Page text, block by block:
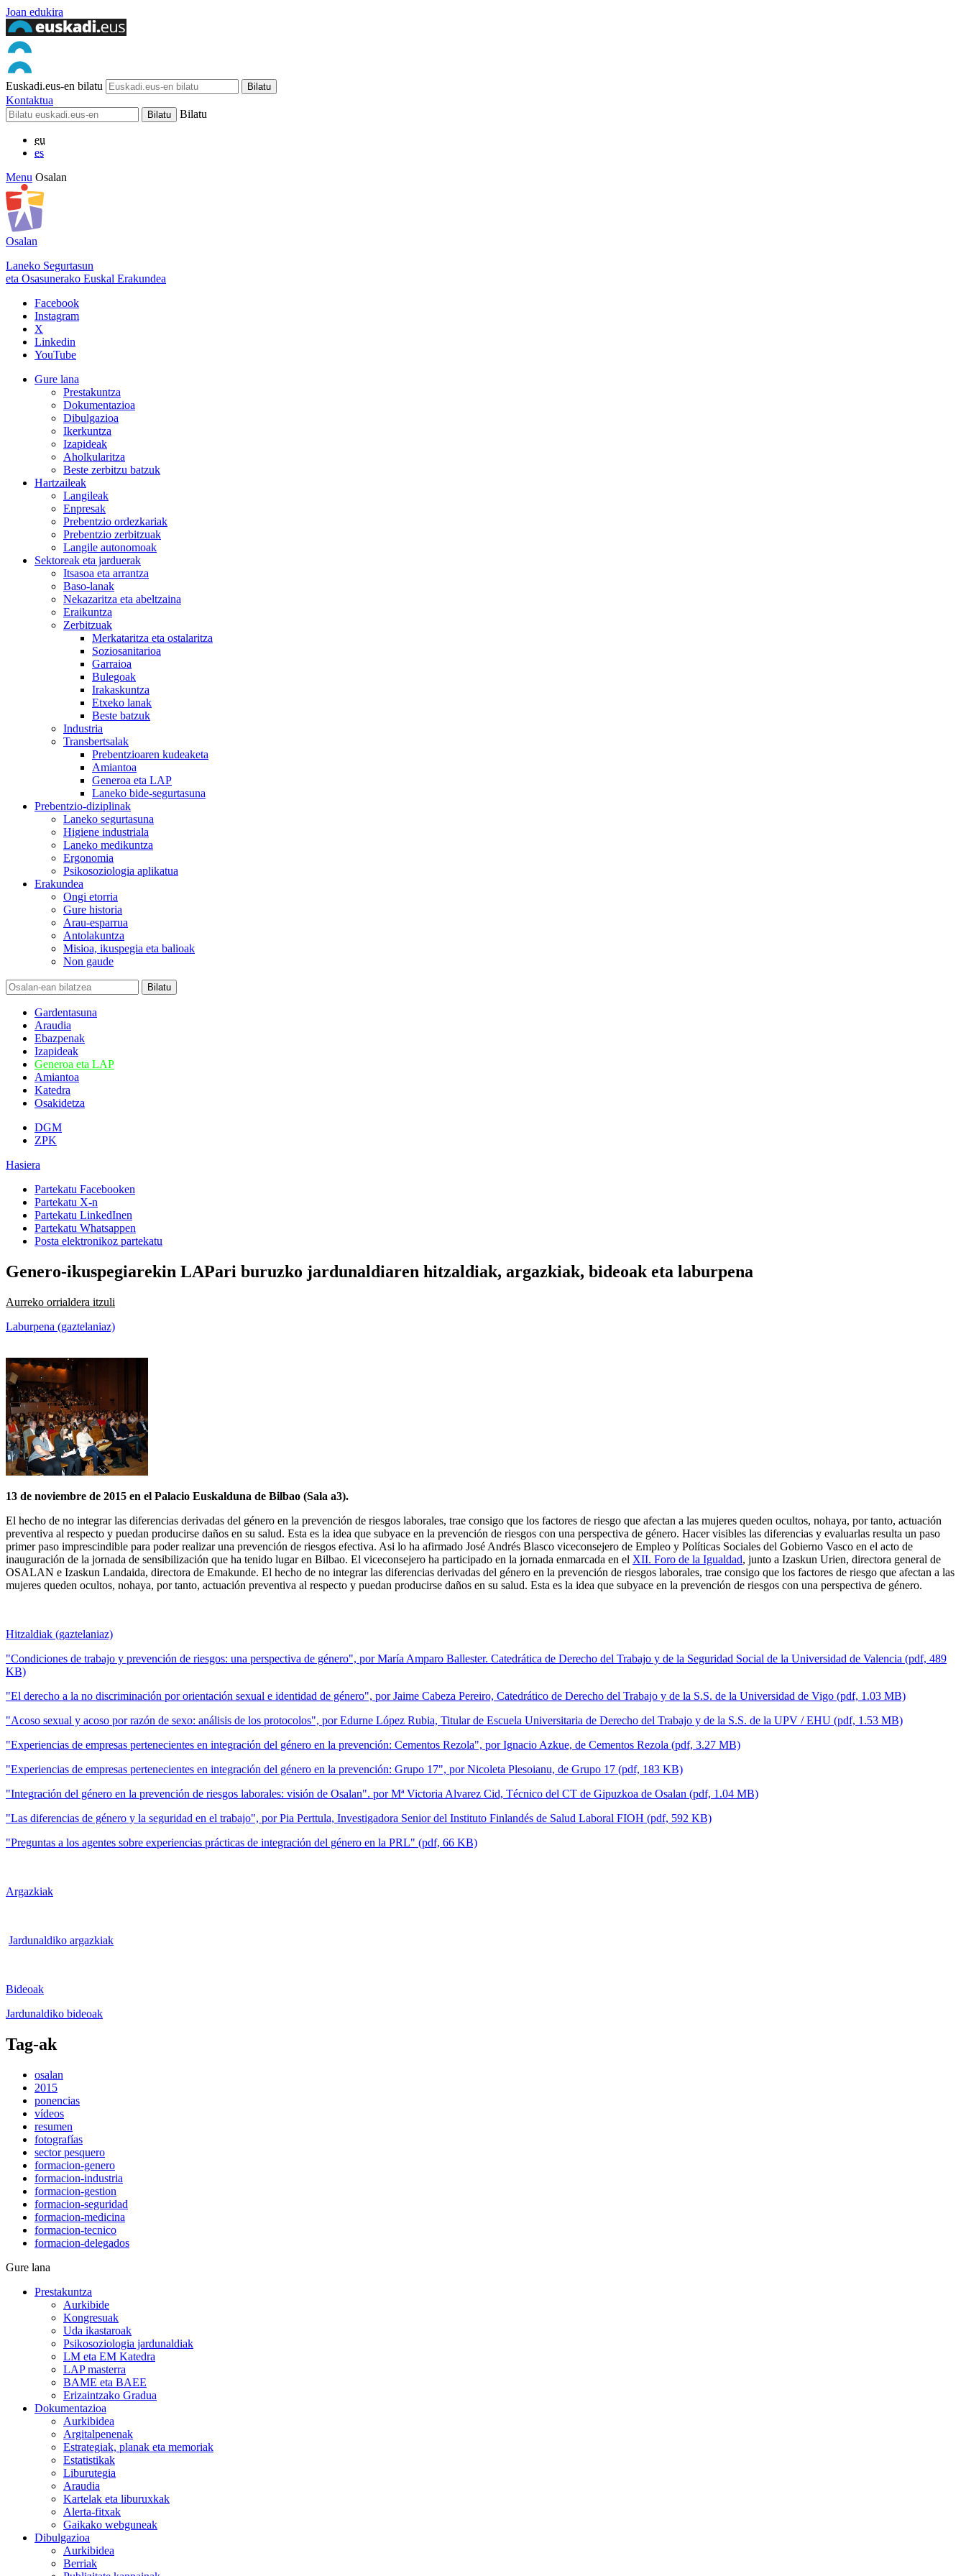
Joan edukira
Euskadi.eus-en bilatu
Kontaktua
Bilatu
eu
es
Menu Osalan
Osalan
Laneko Segurtasun
eta Osasunerako Euskal Erakundea
Facebook
Instagram
X
Linkedin
YouTube
Gure lana
Prestakuntza
Dokumentazioa
Dibulgazioa
Ikerkuntza
Izapideak
Aholkularitza
Beste zerbitzu batzuk
Hartzaileak
Langileak
Enpresak
Prebentzio ordezkariak
Prebentzio zerbitzuak
Langile autonomoak
Sektoreak eta jarduerak
Itsasoa eta arrantza
Baso-lanak
Nekazaritza eta abeltzaina
Eraikuntza
Zerbitzuak
Merkataritza eta ostalaritza
Soziosanitarioa
Garraioa
Bulegoak
Irakaskuntza
Etxeko lanak
Beste batzuk
Industria
Transbertsalak
Prebentzioaren kudeaketa
Amiantoa
Generoa eta LAP
Laneko bide-segurtasuna
Prebentzio-diziplinak
Laneko segurtasuna
Higiene industriala
Laneko medikuntza
Ergonomia
Psikosoziologia aplikatua
Erakundea
Ongi etorria
Gure historia
Arau-esparrua
Antolakuntza
Misioa, ikuspegia eta balioak
Non gaude
Gardentasuna
Araudia
Ebazpenak
Izapideak
Generoa eta LAP
Amiantoa
Katedra
Osakidetza
DGM
ZPK
Hasiera
Partekatu Facebooken
Partekatu X-n
Partekatu LinkedInen
Partekatu Whatsappen
Posta elektronikoz partekatu
Genero-ikuspegiarekin LAPari buruzko jardunaldiaren hitzaldiak, argazkiak, bideoak eta laburpena
Aurreko orrialdera itzuli
Laburpena (gaztelaniaz)
13 de noviembre de 2015 en el Palacio Euskalduna de Bilbao (Sala a3).
El hecho de no integrar las diferencias derivadas del género en la prevención de riesgos laborales, trae consigo que los factores de riesgo que afectan a las mujeres queden ocultos, nohaya, por tanto, actuación
preventiva al respecto y puedan producirse daños en su salud. Esta es la idea que subyace en la prevención de riesgos con una perspectiva de género. Hacer visibles las diferencias y evaluarlas resulta un paso
primer paso imprescindible para poder realizar una prevención de riesgos efectiva. Asi lo ha afirmado José Andrés Blasco viceconsejero de Empleo y Políticas Sociales del Gobierno Vasco en el acto de
inauguración de la jornada de sensibilización que ha tenido lugar en Bilbao. El viceconsejero ha participado en la jornada enmarcada en el XII. Foro de la Igualdad, junto a Izaskun Urien, directora general de
OSALAN e Izaskun Landaida, directora de Emakunde. El hecho de no integrar las diferencias derivadas del género en la prevención de riesgos laborales, trae consigo que los factores de riesgo que afectan a las
mujeres queden ocultos, nohaya, por tanto, actuación preventiva al respecto y puedan producirse daños en su salud. Esta es la idea que subyace en la prevención de riesgos con una perspectiva de género.
Hitzaldiak (gaztelaniaz)
"Condiciones de trabajo y prevención de riesgos: una perspectiva de género", por María Amparo Ballester. Catedrática de Derecho del Trabajo y de la Seguridad Social de la Universidad de Valencia (pdf, 489
KB)
"El derecho a la no discriminación por orientación sexual e identidad de género", por Jaime Cabeza Pereiro, Catedrático de Derecho del Trabajo y de la S.S. de la Universidad de Vigo (pdf, 1.03 MB)
"Acoso sexual y acoso por razón de sexo: análisis de los protocolos", por Edurne López Rubia, Titular de Escuela Universitaria de Derecho del Trabajo y de la S.S. de la UPV / EHU (pdf, 1.53 MB)
"Experiencias de empresas pertenecientes en integración del género en la prevención: Cementos Rezola", por Ignacio Azkue, de Cementos Rezola (pdf, 3.27 MB)
"Experiencias de empresas pertenecientes en integración del género en la prevención: Grupo 17", por Nicoleta Plesoianu, de Grupo 17 (pdf, 183 KB)
"Integración del género en la prevención de riesgos laborales: visión de Osalan". por Mª Victoria Alvarez Cid, Técnico del CT de Gipuzkoa de Osalan (pdf, 1.04 MB)
"Las diferencias de género y la seguridad en el trabajo", por Pia Perttula, Investigadora Senior del Instituto Finlandés de Salud Laboral FIOH (pdf, 592 KB)
"Preguntas a los agentes sobre experiencias prácticas de integración del género en la PRL" (pdf, 66 KB)
Argazkiak
Jardunaldiko argazkiak
Bideoak
Jardunaldiko bideoak
Tag-ak
osalan
2015
ponencias
vídeos
resumen
fotografías
sector pesquero
formacion-genero
formacion-industria
formacion-gestion
formacion-seguridad
formacion-medicina
formacion-tecnico
formacion-delegados
Gure lana
Prestakuntza
Aurkibide
Kongresuak
Uda ikastaroak
Psikosoziologia jardunaldiak
LM eta EM Katedra
LAP masterra
BAME eta BAEE
Erizaintzako Gradua
Dokumentazioa
Aurkibidea
Argitalpenenak
Estrategiak, planak eta memoriak
Estatistikak
Liburutegia
Araudia
Kartelak eta liburuxkak
Alerta-fitxak
Gaikako webguneak
Dibulgazioa
Aurkibidea
Berriak